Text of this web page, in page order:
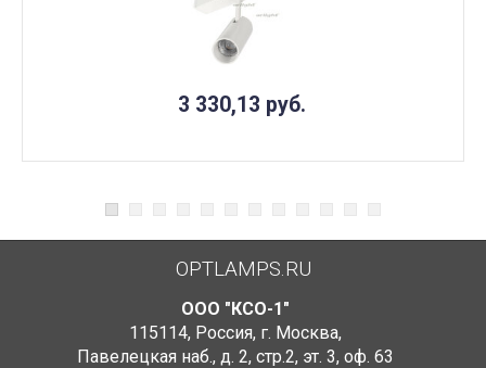
3 330,13 руб.
OPTLAMPS.RU
ООО "КСО-1"
115114, Россия, г. Москва,
Павелецкая наб., д. 2, стр.2, эт. 3, оф. 63